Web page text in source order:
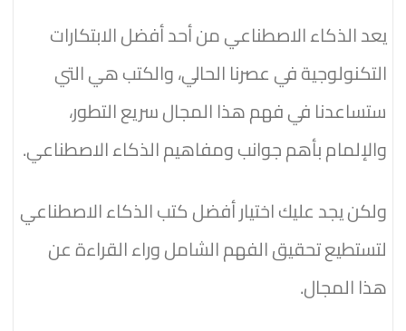
يعد الذكاء الاصطناعي من أحد أفضل الابتكارات
التكنولوجية في عصرنا الحالي، والكتب هي التي
ستساعدنا في فهم هذا المجال سريع التطور،
والإلمام بأهم جوانب ومفاهيم الذكاء الاصطناعي.
ولكن يجد عليك اختيار أفضل كتب الذكاء الاصطناعي
لتستطيع تحقيق الفهم الشامل وراء القراءة عن
هذا المجال.